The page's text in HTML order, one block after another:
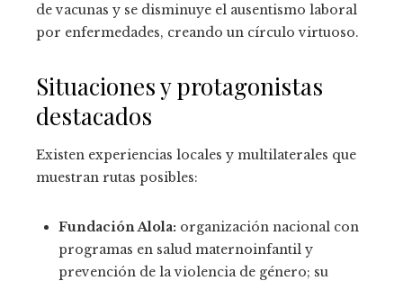
de vacunas y se disminuye el ausentismo laboral
por enfermedades, creando un círculo virtuoso.
Situaciones y protagonistas
destacados
Existen experiencias locales y multilaterales que
muestran rutas posibles:
Fundación Alola: organización nacional con
programas en salud maternoinfantil y
prevención de la violencia de género; su